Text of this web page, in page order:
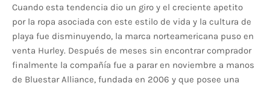
Cuando esta tendencia dio un giro y el creciente apetito
por la ropa asociada con este estilo de vida y la cultura de
playa fue disminuyendo, la marca norteamericana puso en
venta Hurley. Después de meses sin encontrar comprador
finalmente la compañía fue a parar en noviembre a manos
de Bluestar Alliance, fundada en 2006 y que posee una